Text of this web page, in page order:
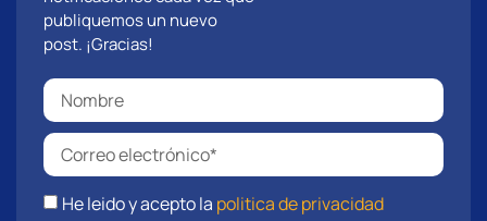
publiquemos un nuevo
post. ¡Gracias!
He leido y acepto la politica de privacidad